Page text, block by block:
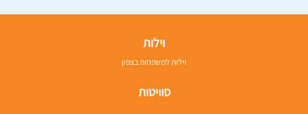
וילות
וילות למשפחות בצפון
סוויטות